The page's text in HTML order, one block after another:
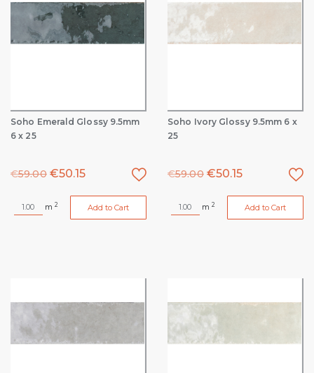
Soho Emerald Glossy 9.5mm
6 x 25
€59.00 €50.15
m 2 Add to Cart
Soho Ivory Glossy 9.5mm 6 x
25
€59.00 €50.15
m 2 Add to Cart